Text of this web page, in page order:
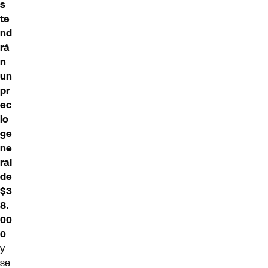
s
te
nd
rá
n
un
pr
ec
io
ge
ne
ral
de
$3
8.
00
0
y
se